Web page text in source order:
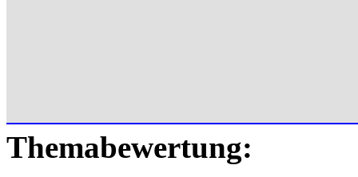
Themabewertung: